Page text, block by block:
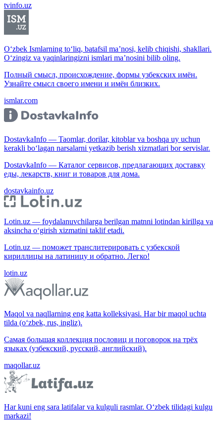
tvinfo.uz
O‘zbek Ismlarning to‘liq, batafsil ma’nosi, kelib chiqishi, shakllari.
O‘zingiz va yaqinlaringizni ismlari ma’nosini bilib oling.
Полный смысл, происхождение, формы узбекских имён.
Узнайте смысл своего имени и имён близких.
ismlar.com
DostavkaInfo — Taomlar, dorilar, kitoblar va boshqa uy uchun
kerakli bo‘lagan narsalarni yetkazib berish xizmatlari bor servislar.
DostavkaInfo — Каталог сервисов, предлагающих доставку
еды, лекарств, книг и товаров для дома.
dostavkainfo.uz
Lotin.uz — foydalanuvchilarga berilgan matnni lotindan kirillga va
aksincha o‘girish xizmatini taklif etadi.
Lotin.uz — поможет транслитерировать с узбекской
кириллицы на латиницу и обратно. Легко!
lotin.uz
Maqol va naqllarning eng katta kolleksiyasi. Har bir maqol uchta
tilda (o‘zbek, rus, ingliz).
Самая большая коллекция пословиц и поговорок на трёх
языках (узбекский, русский, английский).
maqollar.uz
Har kuni eng sara latifalar va kulguli rasmlar. O‘zbek tilidagi kulgu
markazi!